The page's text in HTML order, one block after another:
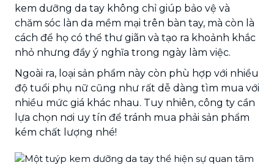
kem dưỡng da tay không chỉ giúp bảo vệ và
chăm sóc làn da mềm mại trên bàn tay, mà còn là
cách để họ có thể thư giãn và tạo ra khoảnh khắc
nhỏ nhưng đầy ý nghĩa trong ngày làm việc.
Ngoài ra, loại sản phẩm này còn phù hợp với nhiều
độ tuổi phụ nữ cũng như rất dễ dàng tìm mua với
nhiều mức giá khác nhau. Tuy nhiên, công ty cần
lựa chọn nơi uy tín để tránh mua phải sản phẩm
kém chất lượng nhé!